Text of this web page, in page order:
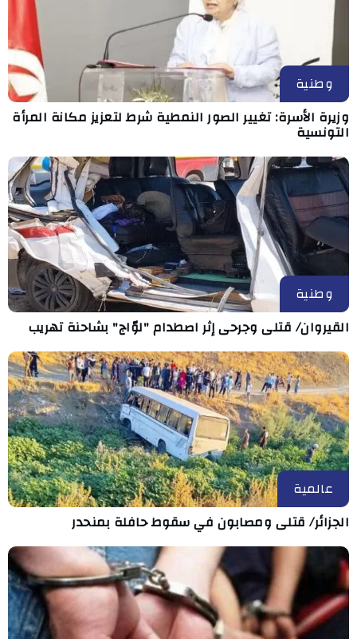
وطنية
وزيرة الأسرة: تغيير الصور النمطية شرط لتعزيز مكانة المرأة
التونسية
وطنية
القيروان/ قتلى وجرحى إثر اصطدام "لوّاج" بشاحنة تهريب
عالمية
الجزائر/ قتلى ومصابون في سقوط حافلة بمنحدر